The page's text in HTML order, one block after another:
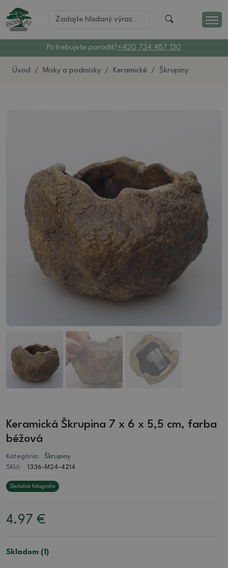
Potrebujete poradiť?+420 734 487 130
Úvod Misky a podmisky Keramické Škrupiny
Keramická Škrupina 7 x 6 x 5,5 cm, farba
béžová
Kategória:
Škrupiny
SKU:
1336-M24-4214
Skutočná fotografia
4.97 €
Skladom (1)